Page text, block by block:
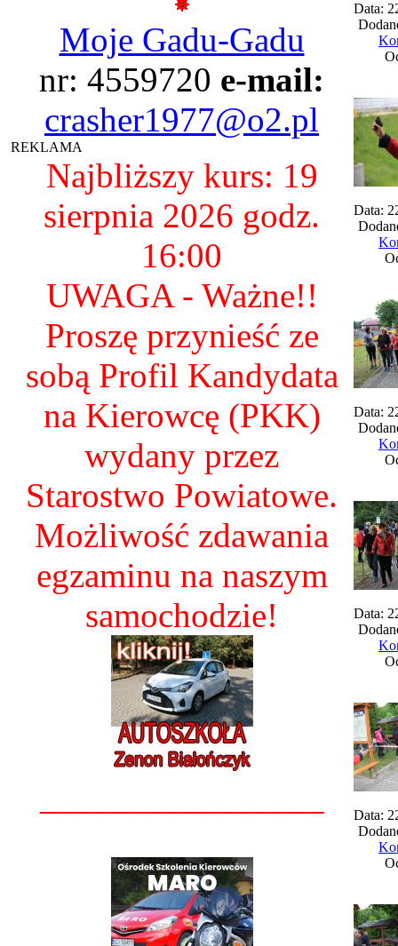
Moje Gadu-Gadu
nr: 4559720 e-mail:
crasher1977@o2.pl
REKLAMA
Najbliższy kurs: 19
sierpnia 2026 godz.
16:00
UWAGA - Ważne!!
Proszę przynieść ze
sobą Profil Kandydata
na Kierowcę (PKK)
wydany przez
Starostwo Powiatowe.
Możliwość zdawania
egzaminu na naszym
samochodzie!
Data:
Data:
Data:
Data:
Data: